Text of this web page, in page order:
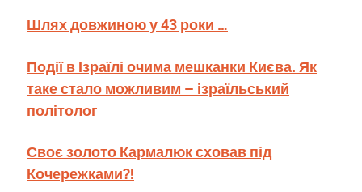
Шлях довжиною у 43 роки …
Події в Ізраїлі очима мешканки Києва. Як
таке стало можливим – ізраїльський
політолог
Своє золото Кармалюк сховав під
Кочережками?!